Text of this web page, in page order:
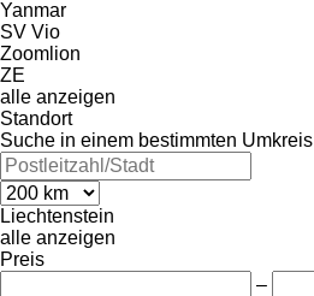
Yanmar
SV Vio
Zoomlion
ZE
alle anzeigen
Standort
Suche in einem bestimmten Umkreis
Liechtenstein
alle anzeigen
Preis
–